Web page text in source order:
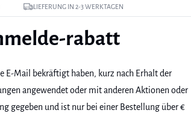
LIEFERUNG IN 2-3 WERKTAGEN
rabatt
E-Mail bekräftigt haben, kurz nach Erhalt der
angewendet oder mit anderen Aktionen oder
gegeben und ist nur bei einer Bestellung über €